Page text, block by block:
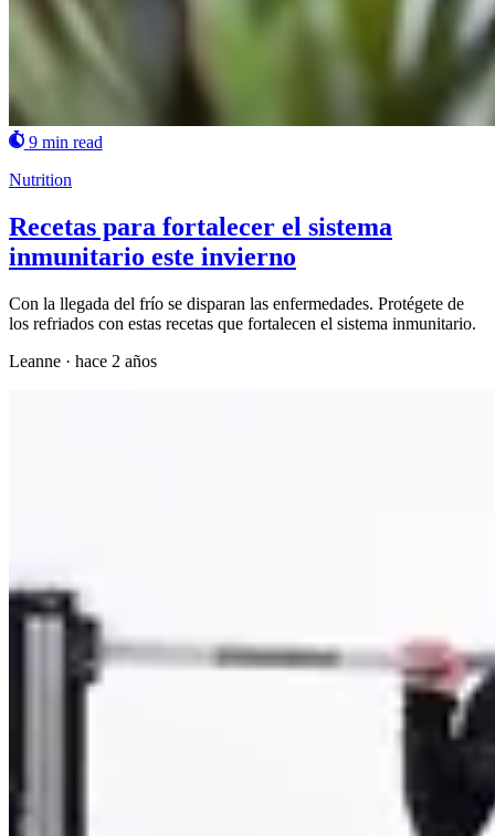
9 min read
Nutrition
Recetas para fortalecer el sistema
inmunitario este invierno
Con la llegada del frío se disparan las enfermedades. Protégete de
los refriados con estas recetas que fortalecen el sistema inmunitario.
Leanne · hace 2 años